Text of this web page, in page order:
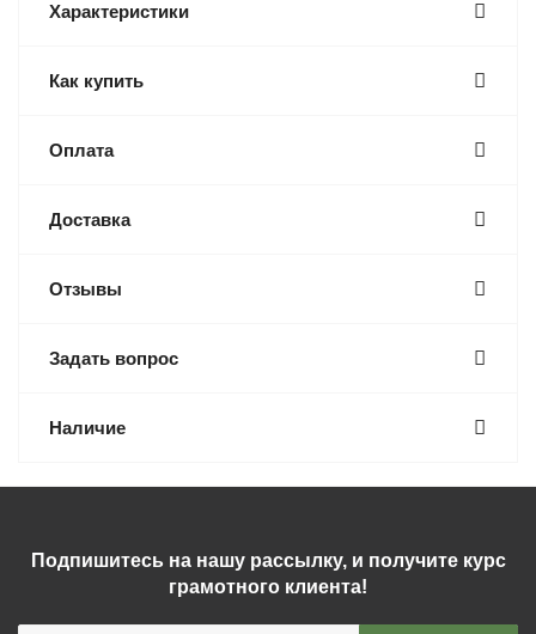
Характеристики
Как купить
Оплата
Доставка
Отзывы
Задать вопрос
Наличие
Подпишитесь на нашу рассылку, и получите курс
грамотного клиента!